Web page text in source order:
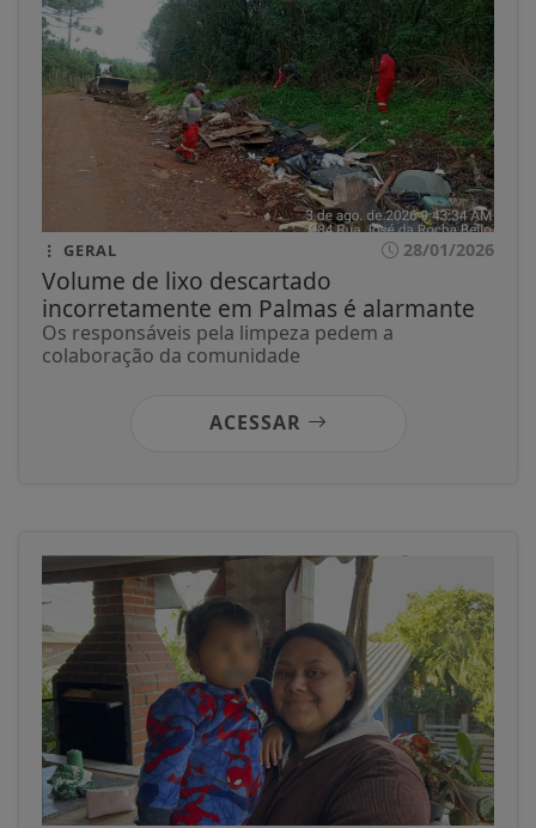
GERAL 28/01/2026
Volume de lixo descartado
incorretamente em Palmas é alarmante
Os responsáveis pela limpeza pedem a
colaboração da comunidade
ACESSAR